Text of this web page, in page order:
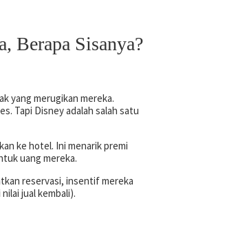
Berapa Sisanya?
yang merugikan mereka.
Tapi Disney adalah salah satu
ke hotel. Ini menarik premi
uang mereka.
reservasi, insentif mereka
jual kembali).